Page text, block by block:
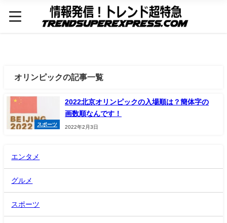
オリンピックの記事一覧
スポーツ
2022北京オリンピックの入場順は？簡体字の
画数順なんです！
2022年2月3日
エンタメ
グルメ
スポーツ